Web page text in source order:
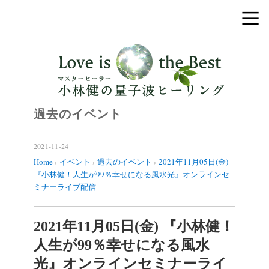
過去のイベント
2021-11-24
Home › イベント › 過去のイベント › 2021年11月05日(金)
『小林健！人生が99％幸せになる風水光』オンラインセ
ミナーライブ配信
2021年11月05日(金) 『小林健！
人生が99％幸せになる風水
光』オンラインセミナーライ